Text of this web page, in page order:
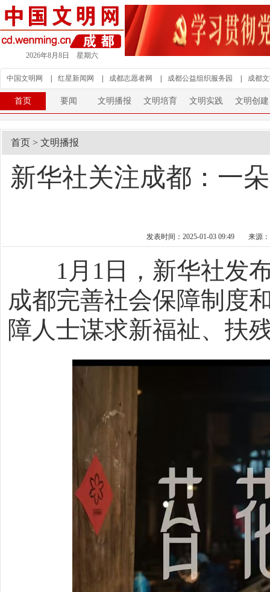
2026年8月8日 星期六
中国文明网 红星新闻网 成都志愿者网 成都公益组织服务园 成都
首页 要闻 文明播报 文明培育 文明实践 文明创建
首页 > 文明播报
新华社关注成都：一
发表时间：2025-01-03 09:49 来源
1月1日，新华社发布
成都完善社会保障制度
障人士谋求新福祉、扶